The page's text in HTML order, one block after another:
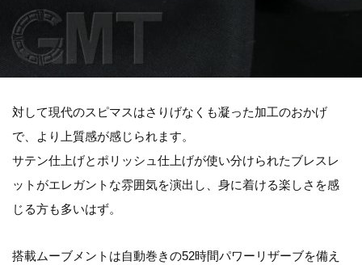
対して現代のスピマスはさりげなくも凝った加工のおかげ
で、より上質感が感じられます。
サテン仕上げとポリッシュ仕上げが使い分けられたブレスレ
ットがエレガントな雰囲気を演出し、身に着ける楽しさを感
じる方も多いはず。
搭載ムーブメントは自動巻きの52時間パワーリザーブを備え